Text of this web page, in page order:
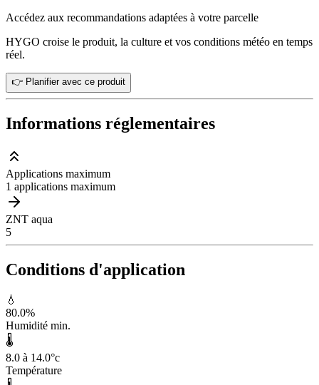
Accédez aux recommandations adaptées à votre parcelle
HYGO croise le produit, la culture et vos conditions météo en temps
réel.
👉 Planifier avec ce produit
Informations réglementaires
Applications maximum
1 applications maximum
ZNT aqua
5
Conditions d'application
💧
80.0%
Humidité min.
🌡️
8.0 à 14.0°c
Température